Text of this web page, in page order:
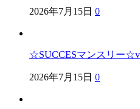
2026年7月15日 0
☆SUCCESマンスリー
2026年7月15日 0